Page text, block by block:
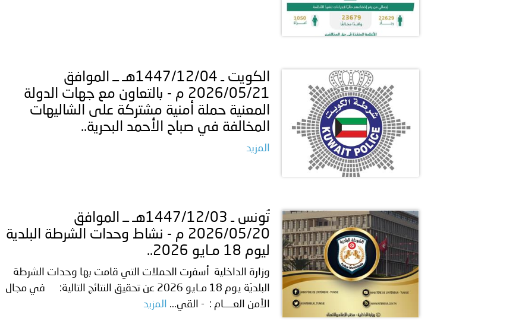
الكويت ـ 1447/12/04هـ ــ الموافق
2026/05/21 م - بالتعاون مع جهات الدولة
المعنية حملة أمنية مشتركة على الشاليهات
المخالفة في صباح الأحمد البحرية..
المزيد
تُونس ـ 1447/12/03هـ ــ الموافق
2026/05/20 م - نشاط وحدات الشرطة البلدية
ليوم 18 مـايو 2026..
وزارة الداخلية أسفرت الحملات التي قامت بها وحدات الشرطة
البلديّة يوم 18 مـايو 2026 عن تحقيق النتائج التالية: في مجال
الأمن العــــام : - القي...
المزيد